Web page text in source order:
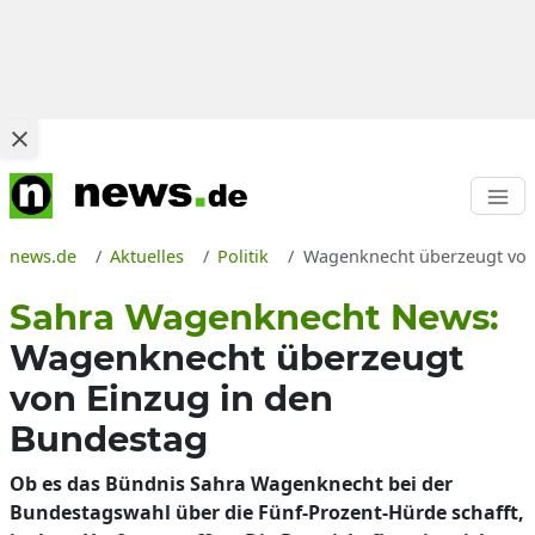
news.de Aktuelles Politik Wagenknecht überzeugt
Sahra Wagenknecht News:
Wagenknecht überzeugt
von Einzug in den
Bundestag
Ob es das Bündnis Sahra Wagenknecht bei der
Bundestagswahl über die Fünf-Prozent-Hürde schafft,